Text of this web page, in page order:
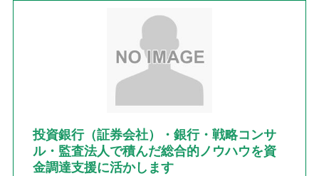
投資銀行（証券会社）・銀行・戦略コンサ
ル・監査法人で積んだ総合的ノウハウを資
金調達支援に活かします